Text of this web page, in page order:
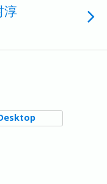
淳